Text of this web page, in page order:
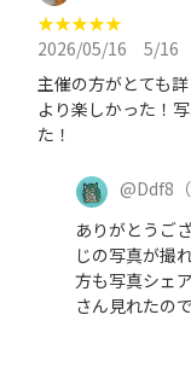
★★★★★
2026/05/16
5/16 【圧巻
主催の方がとても
より楽しかった！
た！
@Ddf8
ありがとうご
じの写真が撮
方も写真シェ
さん見れたの